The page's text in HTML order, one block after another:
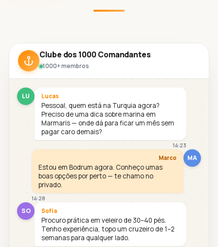
Clube dos 1000 Comandantes
1000+ membros
LU Lucas
Pessoal, quem está na Turquia agora?
Preciso de uma dica sobre marina em
Marmaris — onde dá para ficar um mês sem
pagar caro demais?
14:23
MA
Marco
Estou em Bodrum agora. Conheço umas
boas opções por perto — te chamo no
privado.
14:28
SO Sofia
Procuro prática em veleiro de 30–40 pés.
Tenho experiência, topo um cruzeiro de 1–2
semanas para qualquer lado.